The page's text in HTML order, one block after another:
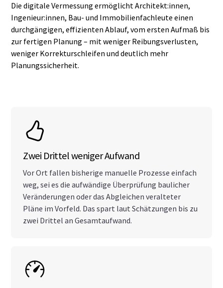
Die digitale Vermessung ermöglicht Architekt:innen,
Ingenieur:innen, Bau- und Immobilienfachleute einen
durchgängigen, effizienten Ablauf, vom ersten Aufmaß bis
zur fertigen Planung – mit weniger Reibungsverlusten,
weniger Korrekturschleifen und deutlich mehr
Planungssicherheit.
Zwei Drittel weniger Aufwand
Vor Ort fallen bisherige manuelle Prozesse einfach
weg, sei es die aufwändige Überprüfung baulicher
Veränderungen oder das Abgleichen veralteter
Pläne im Vorfeld. Das spart laut Schätzungen bis zu
zwei Drittel an Gesamtaufwand.